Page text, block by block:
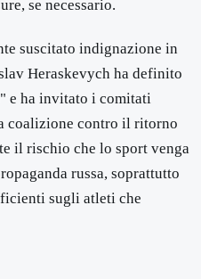
se necessario.
suscitato indignazione in
Heraskevych ha definito
e ha invitato i comitati
coalizione contro il ritorno
il rischio che lo sport venga
russa, soprattutto
sugli atleti che